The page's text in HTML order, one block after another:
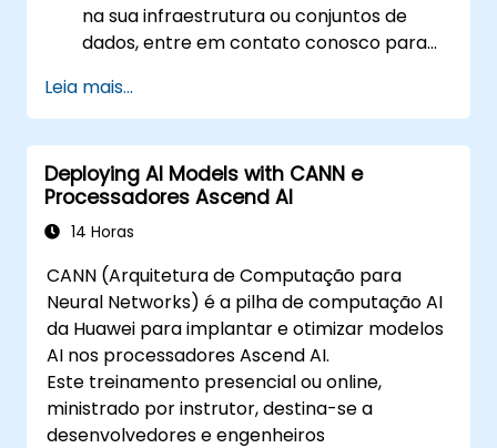
na sua infraestrutura ou conjuntos de
dados, entre em contato conosco para
Leia mais...
Deploying AI Models with CANN e
Processadores Ascend AI
14 Horas
CANN (Arquitetura de Computação para
Neural Networks) é a pilha de computação AI
da Huawei para implantar e otimizar modelos
AI nos processadores Ascend AI.
Este treinamento presencial ou online,
ministrado por instrutor, destina-se a
desenvolvedores e engenheiros